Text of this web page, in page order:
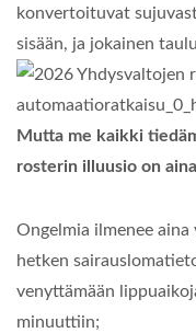
konvertoituvat
sisään, ja jokainen
Mutta me kaikki
rosterin illuusio on
Ongelmia ilmenee
hetken
venyttämään
minuuttiin;